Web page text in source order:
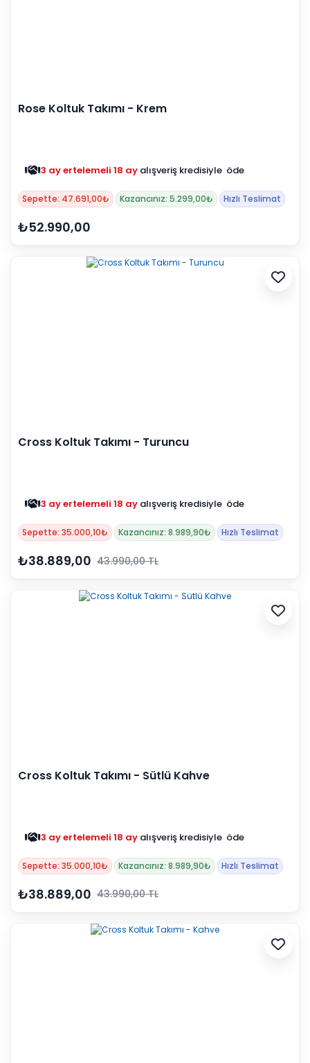
Rose Koltuk Takımı - Krem
3 ay ertelemeli 18 ay alışveriş kredisiyle öde
Sepette: 47.691,00₺ Kazancınız: 5.299,00₺ Hızlı Teslimat
₺52.990,00
Cross Koltuk Takımı - Turuncu
3 ay ertelemeli 18 ay alışveriş kredisiyle öde
Sepette: 35.000,10₺ Kazancınız: 8.989,90₺ Hızlı Teslimat
₺38.889,00 43.990,00 TL
Cross Koltuk Takımı - Sütlü Kahve
3 ay ertelemeli 18 ay alışveriş kredisiyle öde
Sepette: 35.000,10₺ Kazancınız: 8.989,90₺ Hızlı Teslimat
₺38.889,00 43.990,00 TL